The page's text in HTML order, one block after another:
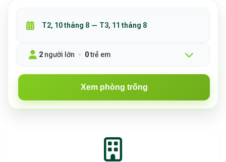
2 người lớn 0trẻ em
Xem phòng trống